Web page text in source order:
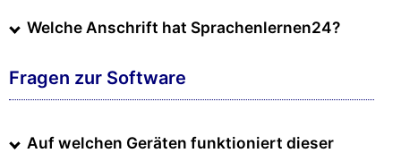
Welche Anschrift hat Sprachenlernen24?
Fragen zur Software
Auf welchen Geräten funktioniert dieser